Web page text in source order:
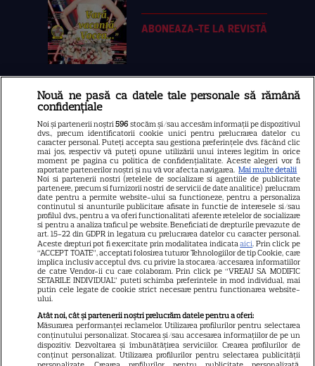
ABONEAZA-TE LA REVISTĂ
Libertatea
Libertatea pentru femei
GSP
Știri mondene
Avantaje
Elle
Unica
Retete practice
URMĂREȘTE-NE PE
Copyright2026Ringier Romania – Toate Drepturile rezervate
Nouă ne pasă ca datele tale personale să rămână
confidențiale
Noi și partenerii noștri596 stocăm și/sau accesăm informații pe dispozitivul
dvs., precum identificatorii cookie unici pentru prelucrarea datelor cu
caracter personal. Puteți accepta sau gestiona preferințele dvs. făcând clic
mai jos, respectiv vă puteți opune utilizării unui interes legitim în orice
moment pe pagina cu politica de confidențialitate. Aceste alegeri vor fi
raportate partenerilor noștri și nu vă vor afecta navigarea. Mai multe detalii
Noi si partenerii nostri (retelele de socializare si agentiile de publicitate
partenere, precum si furnizorii nostri de servicii de date analitice) prelucram
date pentru a permite website-ului sa functioneze, pentru a personaliza
continutul si anunturile publicitare afisate in functie de interesele si/sau
profilul dvs., pentru a va oferi functionalitati aferente retelelor de socializare
si pentru a analiza traficul pe website. Beneficiati de drepturile prevazute de
art. 15-22 din GDPR in legatura cu prelucrarea datelor cu caracter personal.
Aceste drepturi pot fi exercitate prin modalitatea indicataaici. Prin click pe
“ACCEPT TOATE”, acceptati folosirea tuturor Tehnologiilor de tip Cookie, care
implica inclusiv acceptul dvs. cu privire la stocarea/accesarea informatiilor
de catre Vendor-ii cu care colaboram. Prin click pe “VREAU SA MODIFIC
SETARILE INDIVIDUAL” puteti schimba preferintele in mod individual, mai
putin cele legate de cookie strict necesare pentru functionarea website-
ului.
Atât noi, cât și partenerii noștri prelucrăm datele pentru a oferi:
Măsurarea performanței reclamelor. Utilizarea profilurilor pentru selectarea
conținutului personalizat. Stocarea și/sau accesarea informațiilor de pe un
dispozitiv. Dezvoltarea și îmbunătățirea serviciilor. Crearea profilurilor de
conținut personalizat. Utilizarea profilurilor pentru selectarea publicității